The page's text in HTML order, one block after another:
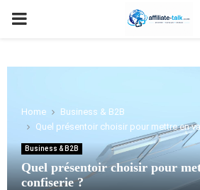
PRIMARY
Home
Business & B2B
Quel présentoir choisir pour mettre en
Business & B2B
Quel présentoir choisir pour
confiserie ?